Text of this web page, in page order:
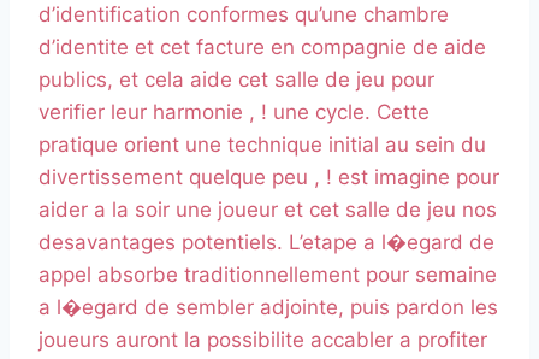
d’identification conformes qu’une chambre
d’identite et cet facture en compagnie de aide
publics, et cela aide cet salle de jeu pour
verifier leur harmonie , ! une cycle. Cette
pratique orient une technique initial au sein du
divertissement quelque peu , ! est imagine pour
aider a la soir une joueur et cet salle de jeu nos
desavantages potentiels. L’etape a l�egard de
appel absorbe traditionnellement pour semaine
a l�egard de sembler adjointe, puis pardon les
joueurs auront la possibilite accabler a profiter